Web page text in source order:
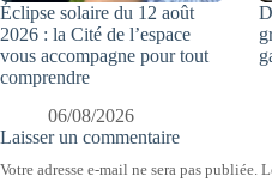
Éclipse solaire du 12 août
2026 : la Cité de l’espace
vous accompagne pour tout
comprendre
06/08/2026
Laisser un commentaire
Votre adresse e-mail ne sera pas publiée.